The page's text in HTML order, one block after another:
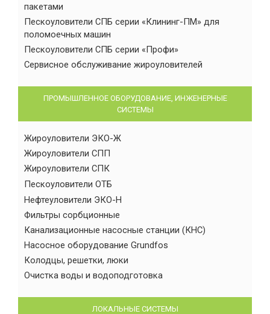
пакетами
Пескоуловители СПБ серии «Клининг-ПМ» для
поломоечных машин
Пескоуловители СПБ серии «Профи»
Сервисное обслуживание жироуловителей
ПРОМЫШЛЕННОЕ ОБОРУДОВАНИЕ, ИНЖЕНЕРНЫЕ
СИСТЕМЫ
Жироуловители ЭКО-Ж
Жироуловители СПП
Жироуловители СПК
Пескоуловители ОТБ
Нефтеуловители ЭКО-Н
Фильтры сорбционные
Канализационные насосные станции (КНС)
Насосное оборудование Grundfos
Колодцы, решетки, люки
Очистка воды и водоподготовка
ЛОКАЛЬНЫЕ СИСТЕМЫ